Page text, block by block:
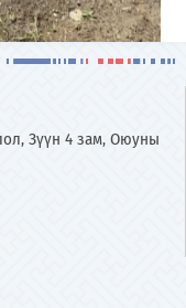
Зүүн 4 зам, Оюуны